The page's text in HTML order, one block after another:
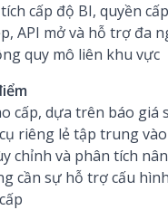
cấp độ BI, quyền
API mở và hỗ trợ đa
quy mô liên khu vực
cấp, dựa trên báo giá
riêng lẻ tập trung
chỉnh và phân tích
cần sự hỗ trợ cấu